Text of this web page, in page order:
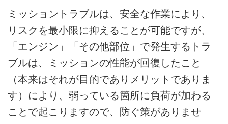
ミッショントラブルは、安全な作業により、
リスクを最小限に抑えることが可能ですが、
「エンジン」「その他部位」で発生するトラ
ブルは、ミッションの性能が回復したこと
（本来はそれが目的でありメリットでありま
す）により、弱っている箇所に負荷が加わる
ことで起こりますので、防ぐ策がありませ